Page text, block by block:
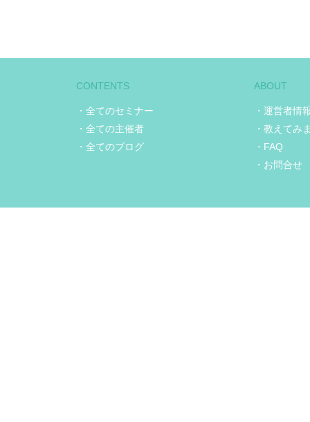
CONTENTS
・全てのセミナー
・全ての主催者
・全てのブログ
ABOUT
・運営者情
・教えてみ
・FAQ
・お問合せ